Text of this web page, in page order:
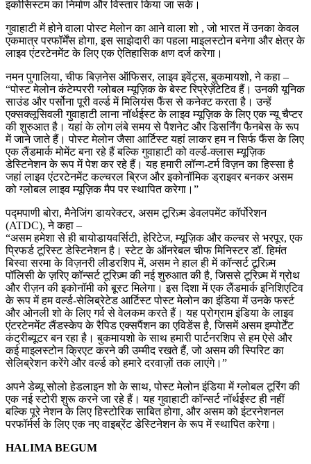
इकोसिस्टम का निर्माण और विस्तार किया जा सके।
गुवाहाटी में होने वाला पोस्ट मेलोन का आने वाला शो , जो भारत में उनका केवल
एकमात्र परफॉर्मेंस होगा, इस साझेदारी का पहला माइलस्टोन बनेगा और क्षेत्र के
लाइव एंटरटेनमेंट के लिए एक ऐतिहासिक क्षण दर्ज करेगा।
नमन पुगालिया, चीफ बिज़नेस ऑफिसर, लाइव इवेंट्स, बुकमायशो, ने कहा –
“पोस्ट मेलोन कंटेम्पररी ग्लोबल म्यूज़िक के बेस्ट रिप्रेज़ेंटेटिव हैं। उनकी यूनिक
साउंड और पर्सोना पूरी वर्ल्ड में मिलियंस फैंस से कनेक्ट करता है। उन्हें
एक्सक्लूसिवली गुवाहाटी लाना नॉर्थईस्ट के लाइव म्यूज़िक के लिए एक न्यू चैप्टर
की शुरुआत है। यहां के लोग लंबे समय से पैशनेट और डिसर्निंग फैनबेस के रूप
में जाने जाते हैं। पोस्ट मेलोन जैसा आर्टिस्ट यहां लाकर हम न सिर्फ फैंस के लिए
एक लैंडमार्क मोमेंट बना रहे हैं बल्कि गुवाहाटी को वर्ल्ड-क्लास म्यूज़िक
डेस्टिनेशन के रूप में पेश कर रहे हैं। यह हमारी लॉन्ग-टर्म विज़न का हिस्सा है
जहां लाइव एंटरटेनमेंट कल्चरल ब्रिज और इकोनॉमिक ड्राइवर बनकर असम
को ग्लोबल लाइव म्यूज़िक मैप पर स्थापित करेगा।”
पद्मपाणी बोरा, मैनेजिंग डायरेक्टर, असम टूरिज़्म डेवलपमेंट कॉर्पोरेशन
(ATDC), ने कहा –
“असम हमेशा से ही बायोडायवर्सिटी, हेरिटेज, म्यूज़िक और कल्चर से भरपूर, एक
प्रिफर्ड टूरिस्ट डेस्टिनेशन है। स्टेट के ऑनरेबल चीफ मिनिस्टर डॉ. हिमंत
बिस्वा सरमा के विज़नरी लीडरशिप में, असम ने हाल ही में कॉन्सर्ट टूरिज़्म
पॉलिसी के ज़रिए कॉन्सर्ट टूरिज़्म की नई शुरुआत की है, जिससे टूरिज़्म में ग्रोथ
और रीज़न की इकोनॉमी को बूस्ट मिलेगा। इस दिशा में एक लैंडमार्क इनिशिएटिव
के रूप में हम वर्ल्ड-सेलिब्रेटेड आर्टिस्ट पोस्ट मेलोन का इंडिया में उनके फर्स्ट
और ओनली शो के लिए गर्व से वेलकम करते हैं। यह प्रोग्राम इंडिया के लाइव
एंटरटेनमेंट लैंडस्केप के रैपिड एक्सपैंशन का एविडेंस है, जिसमें असम इम्पोर्टेंट
कंट्रीब्यूटर बन रहा है। बुकमायशो के साथ हमारी पार्टनरशिप से हम ऐसे और
कई माइलस्टोन क्रिएट करने की उम्मीद रखते हैं, जो असम की स्पिरिट का
सेलिब्रेशन करेंगे और वर्ल्ड को हमारे दरवाज़ों तक लाएंगे।”
अपने डेब्यू सोलो हेडलाइन शो के साथ, पोस्ट मेलोन इंडिया में ग्लोबल टूरिंग की
एक नई स्टोरी शुरू करने जा रहे हैं। यह गुवाहाटी कॉन्सर्ट नॉर्थईस्ट ही नहीं
बल्कि पूरे नेशन के लिए हिस्टोरिक साबित होगा, और असम को इंटरनेशनल
परफॉर्मर्स के लिए एक नए वाइब्रेंट डेस्टिनेशन के रूप में स्थापित करेगा।
HALIMA BEGUM